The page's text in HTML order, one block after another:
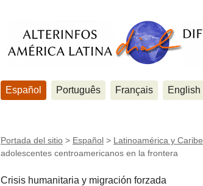
Español Português Français English
Portada del sitio > Español > Latinoamérica y Caribe
adolescentes centroamericanos en la frontera
Crisis humanitaria y migración forzada